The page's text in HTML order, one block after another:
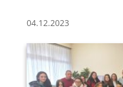
04.12.2023